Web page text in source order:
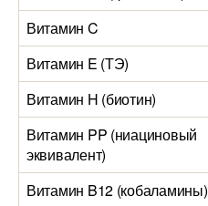
Витамин C
Витамин E (ТЭ)
Витамин H (биотин)
Витамин PP (ниациновый
эквивалент)
Витамин B12 (кобаламины)